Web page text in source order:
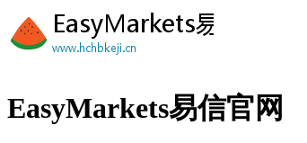
EasyMarkets易信官网